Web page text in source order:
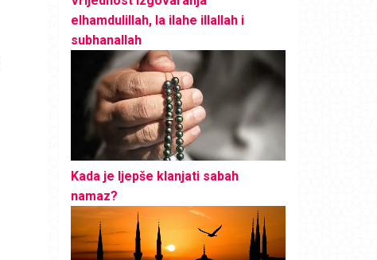
elhamdulillah, la ilahe illallah i
subhanallah
Kada je ljepše klanjati sabah
namaz?